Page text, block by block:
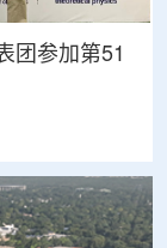
团参加第51